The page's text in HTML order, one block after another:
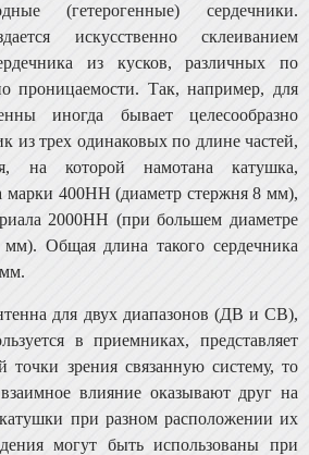
(гетерогенные) сердеч­ники.
искусственно склеивани­ем
из кусков, различных по
проницаемости. Так, например, для
иногда бывает целесообраз­но
из трех одинаковых по длине частей,
на которой намотана катуш­ка,
марки 400НН (диаметр стерж­ня 8 мм),
2000НН (при боль­шем диаметре
Общая длина та­кого сердечника
для двух диапазонов (ДВ и СВ),
в приемниках, представляет
точки зрения связан­ную систему, то
влияние оказывают друг на
при разном расположении их
мо­гут быть использованы при